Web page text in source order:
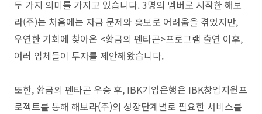
두 가지 의미를 가지고 있습니다. 3명의 멤버로 시작한 해보
라(주)는 처음에는 자금 문제와 홍보로 어려움을 겪었지만,
우연한 기회에 찾아온 <황금의 펜타곤>프로그램 출연 이후,
여러 업체들이 투자를 제안해왔습니다.
또한, 황금의 펜타곤 우승 후, IBK기업은행은 IBK창업지원프
로젝트를 통해 해보라(주)의 성장단계별로 필요한 서비스를